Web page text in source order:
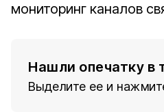
мониторинг каналов
Нашли опечатку в
Выделите ее и